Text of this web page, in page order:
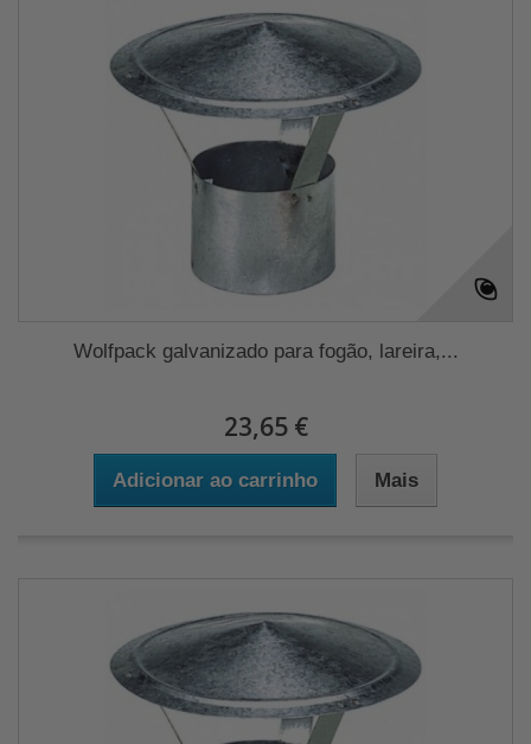
Wolfpack galvanizado para fogão, lareira,...
23,65 €
Adicionar ao carrinho Mais